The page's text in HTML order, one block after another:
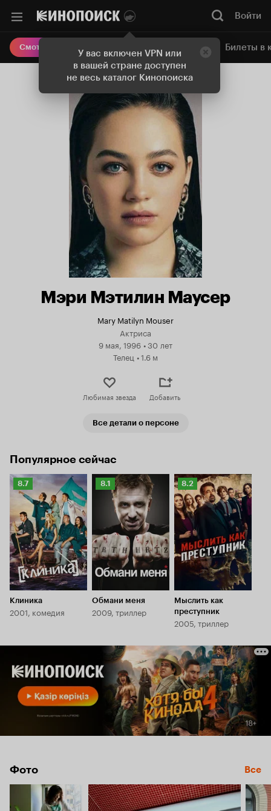
У вас включен VPN или
в вашей стране доступен
не весь каталог Кинопоиска
Войти
Смотреть кино Онлайн-кинотеатр Билеты в
Мэри Мэтилин Маусер
Mary Matilyn Mouser
Актриса
9 мая, 1996 •30 лет
Телец •1.6 м
Любимая звезда Добавить
Все детали о персоне
Популярное сейчас
Рейтинг
Кинопоиска
8.7
8.7
Клиника
2001, комедия
Рейтинг
Кинопоиска
8.1
Обмани меня
2009, триллер
Рейтинг
Кинопоиска
8.2
8.2
Мыслить как
преступник
2005, триллер
Фото Все